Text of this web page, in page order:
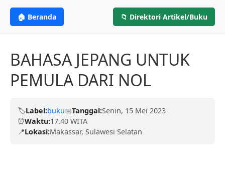
MI CV. MITRA ILMU
Berdedikasi untuk menerbitkan karya tulis
dan peneliti untuk mencerdaskan negeri.
ANGGOTA IKAPI
Profesional &
Terpercaya
Kami telah dipercaya oleh ribuan penulis dengan
ramah.
🏠 Beranda 📁 Direktori Artikel/Buku
BAHASA JEPANG UNTUK
PEMULA DARI NOL
🏷️Label:buku📅Tanggal:Senin, 15 Mei 2023
⏰Waktu:17.40 WITA
📍Lokasi:Makassar, Sulawesi Selatan